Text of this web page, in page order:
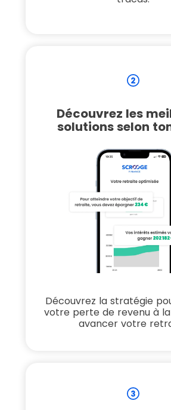
Découvrez les
solutions selon
Découvrez la stratégie
votre perte de revenu à
avancer votre